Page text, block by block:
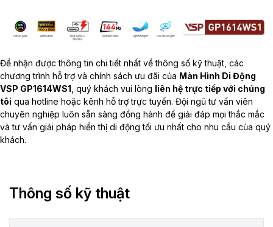
Để nhận được thông tin chi tiết nhất về thông số kỹ thuật, các
chương trình hỗ trợ và chính sách ưu đãi của Màn Hình Di Động
VSP GP1614WS1 , quý khách vui lòng liên hệ trực tiếp với chúng
tôi qua hotline hoặc kênh hỗ trợ trực tuyến. Đội ngũ tư vấn viên
chuyên nghiệp luôn sẵn sàng đồng hành để giải đáp mọi thắc mắc
và tư vấn giải pháp hiển thị di động tối ưu nhất cho nhu cầu của quý
khách.
Thông số kỹ thuật